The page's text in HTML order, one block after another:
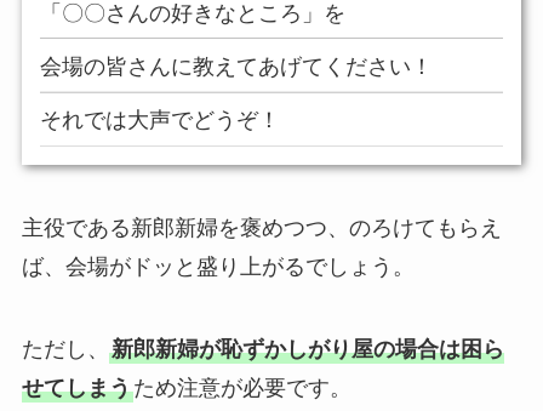
「〇〇さんの好きなところ」を
会場の皆さんに教えてあげてください！
それでは大声でどうぞ！
主役である新郎新婦を褒めつつ、のろけてもらえ
ば、会場がドッと盛り上がるでしょう。
ただし、 新郎新婦が恥ずかしがり屋の場合は困ら
せてしまうため注意が必要です。